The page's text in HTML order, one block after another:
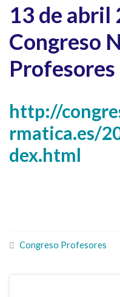
13 de abril
Congreso
http://
rmatica.es/
dex.html
Congreso Profesores